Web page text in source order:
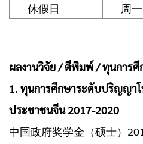
休假日
周一
ผลงานวิจัย / ตีพิมพ์ / ทุนการ
1. ทุนการศึกษาระดับปริญญา
ประชาชนจีน 2017-2020
中国政府奖学金（硕士）